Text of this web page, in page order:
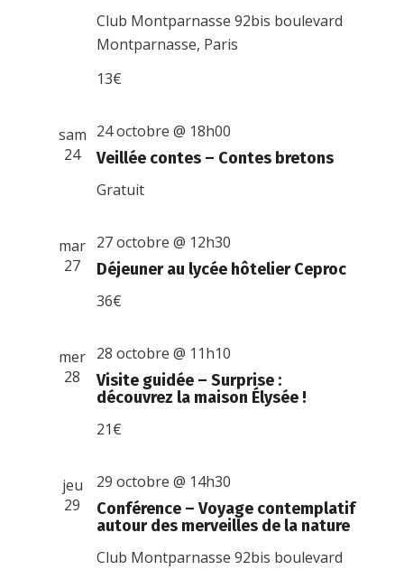
Club Montparnasse92bis boulevard
Montparnasse, Paris
13€
sam
24
Veillée contes – Contes bretons
24 octobre @ 18h00
Gratuit
mar
27
Déjeuner au lycée hôtelier Ceproc
27 octobre @ 12h30
36€
mer
28
Visite guidée – Surprise :
découvrez la maison Élysée !
28 octobre @ 11h10
21€
jeu
29
Conférence – Voyage contemplatif
autour des merveilles de la nature
29 octobre @ 14h30
Club Montparnasse92bis boulevard